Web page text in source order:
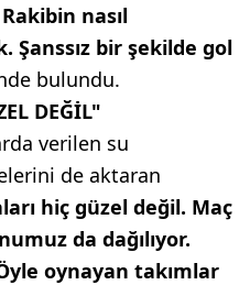
nasıl
Şanssız bir şekilde gol
bulundu.
DEĞİL"
verilen su
de aktaran
hiç güzel değil. Maç
da dağılıyor.
oynayan takımlar